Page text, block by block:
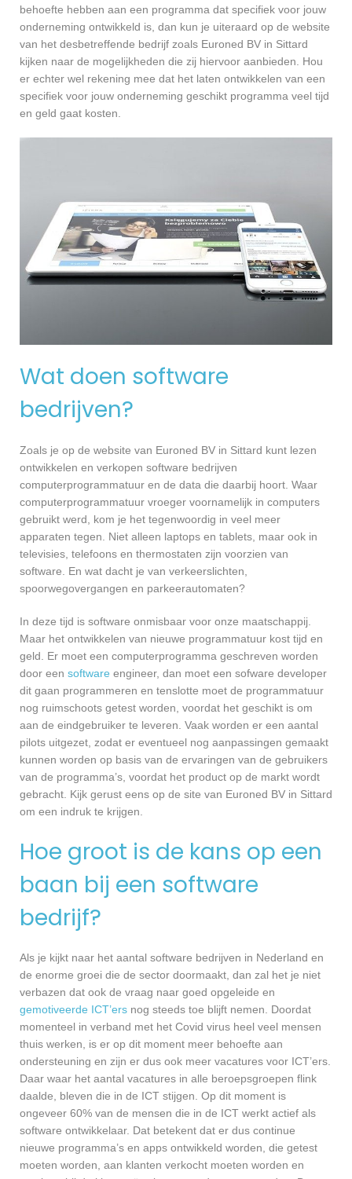
behoefte hebben aan een programma dat specifiek voor jouw
onderneming ontwikkeld is, dan kun je uiteraard op de website
van het desbetreffende bedrijf zoals Euroned BV in Sittard
kijken naar de mogelijkheden die zij hiervoor aanbieden. Hou
er echter wel rekening mee dat het laten ontwikkelen van een
specifiek voor jouw onderneming geschikt programma veel tijd
en geld gaat kosten.
Wat doen software
bedrijven?
Zoals je op de website van Euroned BV in Sittard kunt lezen
ontwikkelen en verkopen software bedrijven
computerprogrammatuur en de data die daarbij hoort. Waar
computerprogrammatuur vroeger voornamelijk in computers
gebruikt werd, kom je het tegenwoordig in veel meer
apparaten tegen. Niet alleen laptops en tablets, maar ook in
televisies, telefoons en thermostaten zijn voorzien van
software. En wat dacht je van verkeerslichten,
spoorwegovergangen en parkeerautomaten?
In deze tijd is software onmisbaar voor onze maatschappij.
Maar het ontwikkelen van nieuwe programmatuur kost tijd en
geld. Er moet een computerprogramma geschreven worden
door een software engineer, dan moet een sofware developer
dit gaan programmeren en tenslotte moet de programmatuur
nog ruimschoots getest worden, voordat het geschikt is om
aan de eindgebruiker te leveren. Vaak worden er een aantal
pilots uitgezet, zodat er eventueel nog aanpassingen gemaakt
kunnen worden op basis van de ervaringen van de gebruikers
van de programma’s, voordat het product op de markt wordt
gebracht. Kijk gerust eens op de site van Euroned BV in Sittard
om een indruk te krijgen.
Hoe groot is de kans op een
baan bij een software
bedrijf?
Als je kijkt naar het aantal software bedrijven in Nederland en
de enorme groei die de sector doormaakt, dan zal het je niet
verbazen dat ook de vraag naar goed opgeleide en
gemotiveerde ICT’ers nog steeds toe blijft nemen. Doordat
momenteel in verband met het Covid virus heel veel mensen
thuis werken, is er op dit moment meer behoefte aan
ondersteuning en zijn er dus ook meer vacatures voor ICT’ers.
Daar waar het aantal vacatures in alle beroepsgroepen flink
daalde, bleven die in de ICT stijgen. Op dit moment is
ongeveer 60% van de mensen die in de ICT werkt actief als
software ontwikkelaar. Dat betekent dat er dus continue
nieuwe programma’s en apps ontwikkeld worden, die getest
moeten worden, aan klanten verkocht moeten worden en